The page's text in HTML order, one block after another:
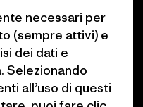
program
di affiliazione
Svizzera Mappa del
necessari per
(sempre attivi) e
dei dati e
Selezionando
all’uso di questi